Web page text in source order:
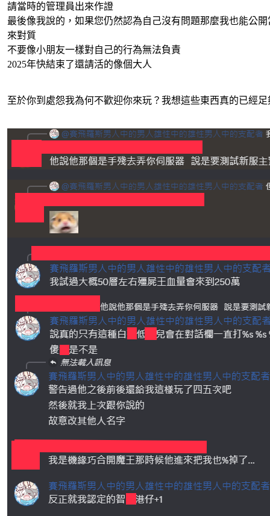
請當時的管理員出來作證
最後像我說的，如果您仍然認為自己沒有問題那麼我也能公
來對質
不要像小朋友一樣對自己的行為無法負責
2025年快結束了還請活的像個大人
至於你到處怨我為何不歡迎你來玩？我想這些東西真的已經